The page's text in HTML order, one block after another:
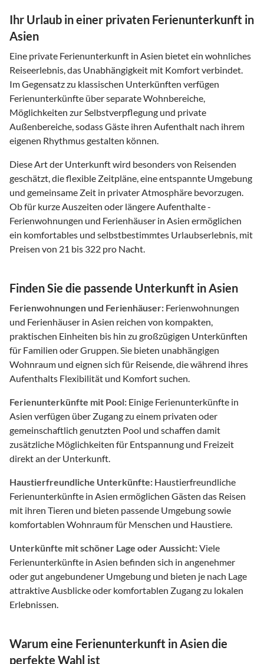
Ihr Urlaub in einer privaten Ferienunterkunft in
Asien
Eine private Ferienunterkunft in Asien bietet ein wohnliches
Reiseerlebnis, das Unabhängigkeit mit Komfort verbindet.
Im Gegensatz zu klassischen Unterkünften verfügen
Ferienunterkünfte über separate Wohnbereiche,
Möglichkeiten zur Selbstverpflegung und private
Außenbereiche, sodass Gäste ihren Aufenthalt nach ihrem
eigenen Rhythmus gestalten können.
Diese Art der Unterkunft wird besonders von Reisenden
geschätzt, die flexible Zeitpläne, eine entspannte Umgebung
und gemeinsame Zeit in privater Atmosphäre bevorzugen.
Ob für kurze Auszeiten oder längere Aufenthalte -
Ferienwohnungen und Ferienhäuser in Asien ermöglichen
ein komfortables und selbstbestimmtes Urlaubserlebnis, mit
Preisen von 21 bis 322 pro Nacht.
Finden Sie die passende Unterkunft in Asien
Ferienwohnungen und Ferienhäuser: Ferienwohnungen
und Ferienhäuser in Asien reichen von kompakten,
praktischen Einheiten bis hin zu großzügigen Unterkünften
für Familien oder Gruppen. Sie bieten unabhängigen
Wohnraum und eignen sich für Reisende, die während ihres
Aufenthalts Flexibilität und Komfort suchen.
Ferienunterkünfte mit Pool: Einige Ferienunterkünfte in
Asien verfügen über Zugang zu einem privaten oder
gemeinschaftlich genutzten Pool und schaffen damit
zusätzliche Möglichkeiten für Entspannung und Freizeit
direkt an der Unterkunft.
Haustierfreundliche Unterkünfte: Haustierfreundliche
Ferienunterkünfte in Asien ermöglichen Gästen das Reisen
mit ihren Tieren und bieten passende Umgebung sowie
komfortablen Wohnraum für Menschen und Haustiere.
Unterkünfte mit schöner Lage oder Aussicht:Viele
Ferienunterkünfte in Asien befinden sich in angenehmer
oder gut angebundener Umgebung und bieten je nach Lage
attraktive Ausblicke oder komfortablen Zugang zu lokalen
Erlebnissen.
Warum eine Ferienunterkunft in Asien die
perfekte Wahl ist